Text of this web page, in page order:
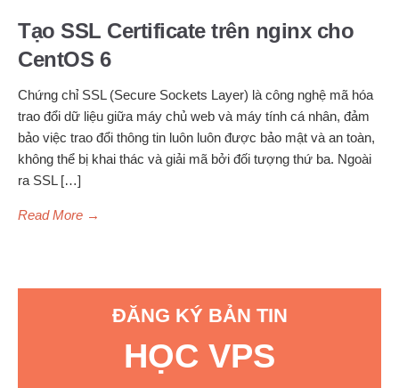
Tạo SSL Certificate trên nginx cho
CentOS 6
Chứng chỉ SSL (Secure Sockets Layer) là công nghệ mã hóa
trao đổi dữ liệu giữa máy chủ web và máy tính cá nhân, đảm
bảo việc trao đổi thông tin luôn luôn được bảo mật và an toàn,
không thể bị khai thác và giải mã bởi đối tượng thứ ba. Ngoài
ra SSL […]
Read More →
ĐĂNG KÝ BẢN TIN
HỌC VPS